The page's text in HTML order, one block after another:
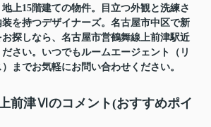
地上15階建ての物件。目立つ外観と洗練さ
を持つデザイナーズ。名古屋市中区で新
お探しなら、名古屋市営鶴舞線上前津駅近
ださい。いつでもルームエージェント（リ
までお気軽にお問い合わせください。
前津Ⅵのコメント(おすすめポイ